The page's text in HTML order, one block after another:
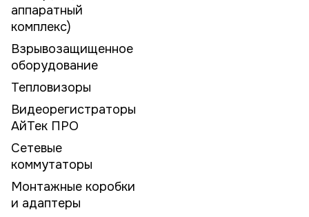
аппаратный
комплекс)
Взрывозащищенное
оборудование
Тепловизоры
Видеорегистраторы
АйТек ПРО
Сетевые
коммутаторы
Монтажные коробки
и адаптеры